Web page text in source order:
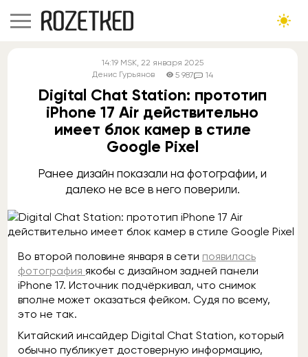
14:19 MSK, 22 января 2025
Денис Гурьянов
5 987 14
Digital Chat Station: прототип
iPhone 17 Air действительно
имеет блок камер в стиле
Google Pixel
Ранее дизайн показали на фотографии, и
далеко не все в него поверили.
Во второй половине января в сети появилась
фотография якобы с дизайном задней панели
iPhone 17. Источник подчёркивал, что снимок
вполне может оказаться фейком. Судя по всему,
это не так.
Китайский инсайдер Digital Chat Station, который
обычно публикует достоверную информацию,